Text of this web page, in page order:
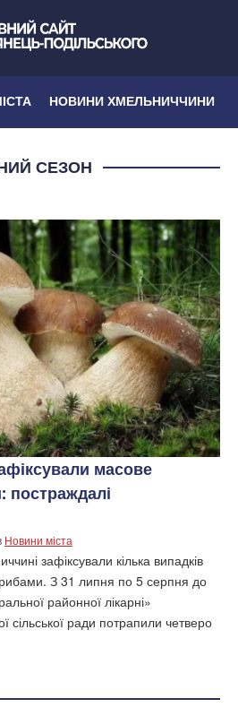
НОВИНИ ХМЕЛЬНИЧЧИНИ
СЕЗОН
масове
постраждалі
Новини міста
зафіксували кілька випадків
З 31 липня по 5 серпня до
районної лікарні»
сільської ради потрапили четверо